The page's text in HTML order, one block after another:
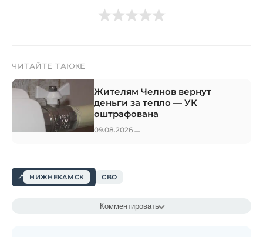
ЧИТАЙТЕ ТАКЖЕ
Жителям Челнов вернут
деньги за тепло — УК
оштрафована
09.08.2026 →
НИЖНЕКАМСК СВО
Комментировать